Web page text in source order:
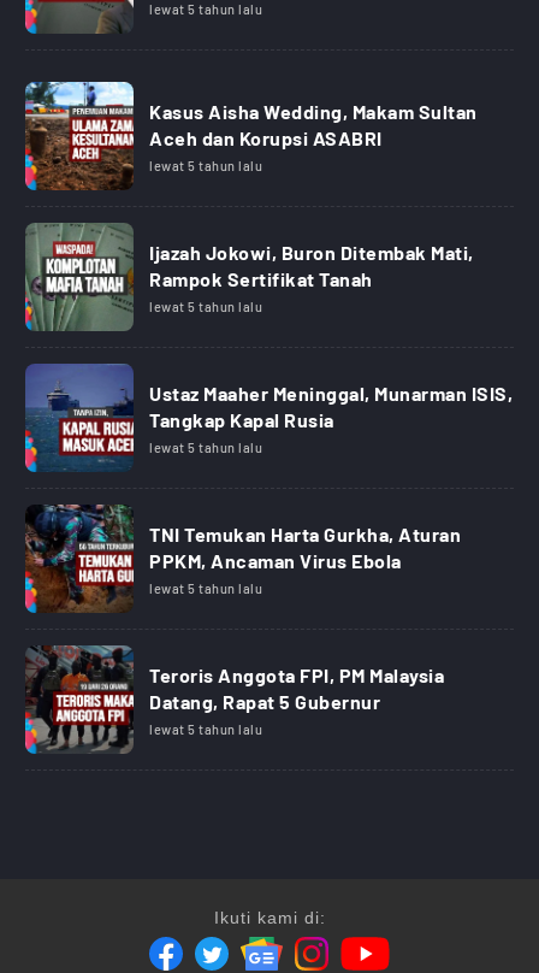
lewat 5 tahun lalu
Kasus Aisha Wedding, Makam Sultan
Aceh dan Korupsi ASABRI
lewat 5 tahun lalu
Ijazah Jokowi, Buron Ditembak Mati,
Rampok Sertifikat Tanah
lewat 5 tahun lalu
Ustaz Maaher Meninggal, Munarman ISIS,
Tangkap Kapal Rusia
lewat 5 tahun lalu
TNI Temukan Harta Gurkha, Aturan
PPKM, Ancaman Virus Ebola
lewat 5 tahun lalu
Teroris Anggota FPI, PM Malaysia
Datang, Rapat 5 Gubernur
lewat 5 tahun lalu
Ikuti kami di: